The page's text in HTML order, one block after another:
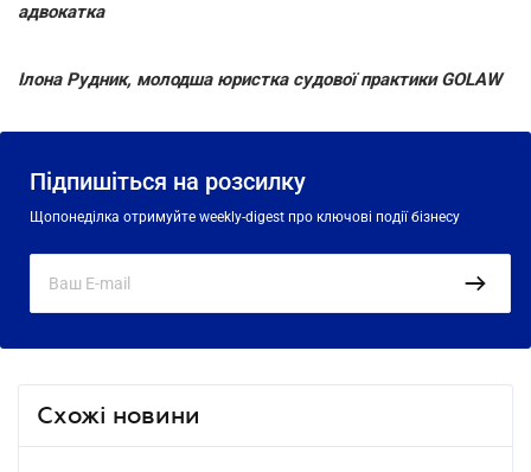
адвокатка
Ілона Рудник, молодша юристка судової практики GOLAW
Підпишіться на розсилку
Щопонеділка отримуйте weekly-digest про ключові події бізнесу
Схожі новини